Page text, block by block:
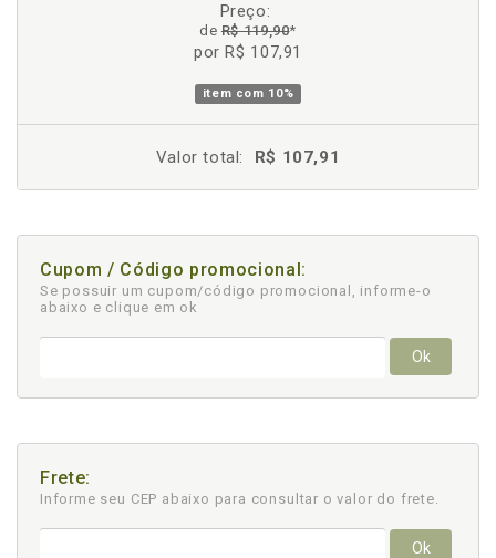
Preço:
deR$ 119,90*
por R$ 107,91
item com 10%
Valor total: R$ 107,91
Cupom / Código promocional:
Se possuir um cupom/código promocional, informe-o
abaixo e clique em ok
Ok
Frete:
Informe seu CEP abaixo para consultar o valor do frete.
Ok